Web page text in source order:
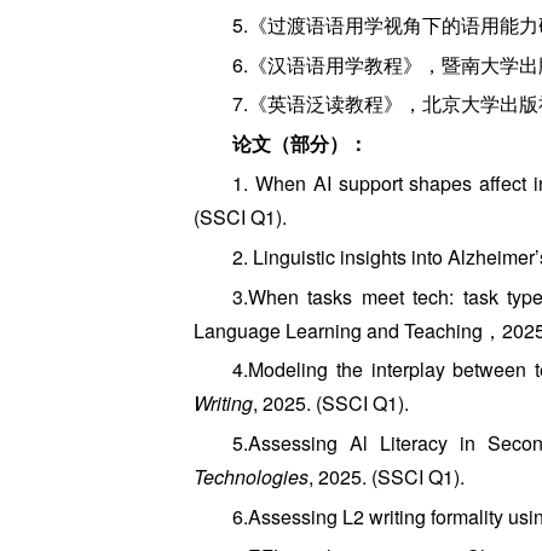
5.《过渡语语用学视角下的语用能
6.《汉语语用学教程》，暨南大学
7.《英语泛读教程》，北京大学出
论文（部分）：
1. When AI support shapes affect
(SSCI Q1).
2. Linguistic insights into
3.When tasks meet tech: task
Language Learning and Teaching，
4.Modeling the interplay
Writing, 2025. (SSCI Q1).
5.Assessing Al Literacy in
Technologies, 2025. (SSCI Q1).
6.Assessing L2 writing formality